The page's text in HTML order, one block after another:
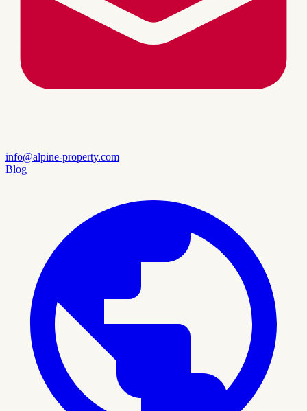
info@alpine-property.com
Blog